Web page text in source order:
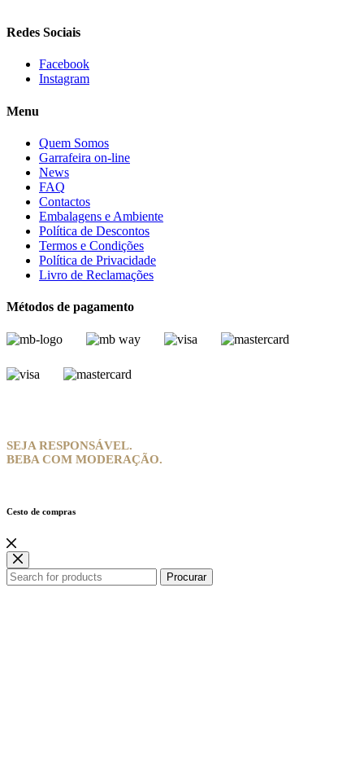
Redes Sociais
Facebook
Instagram
Menu
Quem Somos
Garrafeira on-line
News
FAQ
Contactos
Embalagens e Ambiente
Política de Descontos
Termos e Condições
Política de Privacidade
Livro de Reclamações
Métodos de pagamento
SEJA RESPONSÁVEL.
BEBA COM MODERAÇÃO.
Cesto de compras
Procurar